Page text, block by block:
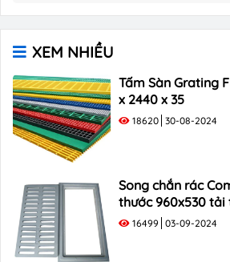
Nắp Hố Ga Composite 900×900
Nắp Hố Ga Composite 1000x1000
Song Chắn Rác Composite
Song Chắn Rác Composite
Song Chắn Rác Composite
Song Chắn Rác Composite
XEM NHIỀU
Tấm Sàn Grating
x 2440 x 35
18620 30-08-2024
Song chắn rác
thước 960x530 tải
16499 03-09-2024